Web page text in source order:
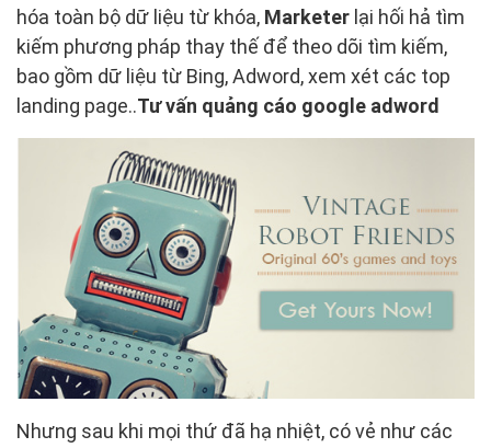
hóa toàn bộ dữ liệu từ khóa, Marketer lại hối hả tìm
kiếm phương pháp thay thế để theo dõi tìm kiếm,
bao gồm dữ liệu từ Bing, Adword, xem xét các top
landing page..Tư vấn quảng cáo google adword
Nhưng sau khi mọi thứ đã hạ nhiệt, có vẻ như các